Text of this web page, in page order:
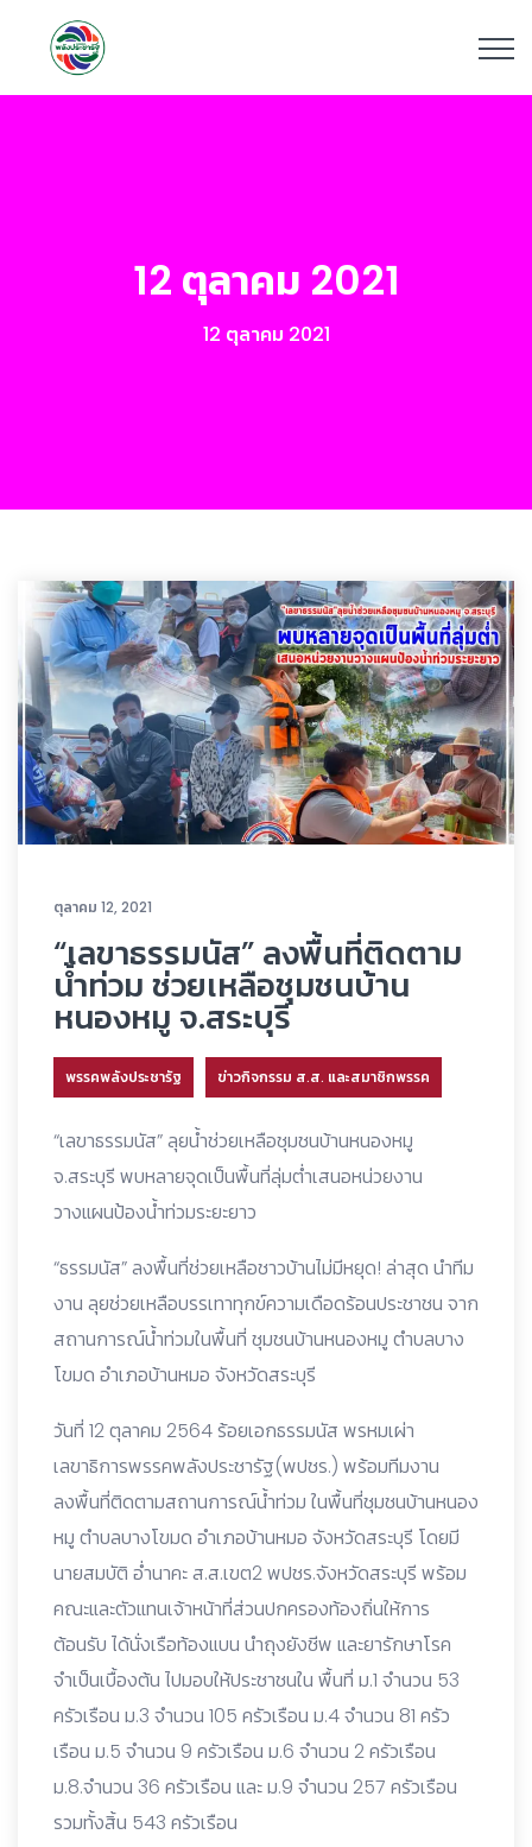
12 ตุลาคม 2021
12 ตุลาคม 2021
ตุลาคม 12, 2021
“เลขาธรรมนัส” ลงพื้นที่ติดตาม
น้ำท่วม ช่วยเหลือชุมชนบ้าน
หนองหมู จ.สระบุรี
พรรคพลังประชารัฐ ข่าวกิจกรรม ส.ส. และสมาชิกพรรค
“เลขาธรรมนัส” ลุยน้ำช่วยเหลือชุมชนบ้านหนองหมู
จ.สระบุรี พบหลายจุดเป็นพื้นที่ลุ่มต่ำเสนอหน่วยงาน
วางแผนป้องน้ำท่วมระยะยาว
“ธรรมนัส” ลงพื้นที่ช่วยเหลือชาวบ้านไม่มีหยุด! ล่าสุด นำทีม
งาน ลุยช่วยเหลือบรรเทาทุกข์ความเดือดร้อนประชาชน จาก
สถานการณ์น้ำท่วมในพื้นที่ ชุมชนบ้านหนองหมู ตำบลบาง
โขมด อำเภอบ้านหมอ จังหวัดสระบุรี
วันที่ 12 ตุลาคม 2564 ร้อยเอกธรรมนัส พรหมเผ่า
เลขาธิการพรรคพลังประชารัฐ(พปชร.) พร้อมทีมงาน
ลงพื้นที่ติดตามสถานการณ์น้ำท่วม ในพื้นที่ชุมชนบ้านหนอง
หมู ตำบลบางโขมด อำเภอบ้านหมอ จังหวัดสระบุรี โดยมี
นายสมบัติ อ่ำนาคะ ส.ส.เขต2 พปชร.จังหวัดสระบุรี พร้อม
คณะและตัวแทนเจ้าหน้าที่ส่วนปกครองท้องถิ่นให้การ
ต้อนรับ ได้นั่งเรือท้องแบน นำถุงยังชีพ และยารักษาโรค
จำเป็นเบื้องต้น ไปมอบให้ประชาชนใน พื้นที่ ม.1 จำนวน 53
ครัวเรือน ม.3 จำนวน 105 ครัวเรือน ม.4 จำนวน 81 ครัว
เรือน ม.5 จำนวน 9 ครัวเรือน ม.6 จำนวน 2 ครัวเรือน
ม.8.จำนวน 36 ครัวเรือน และ ม.9 จำนวน 257 ครัวเรือน
รวมทั้งสิ้น 543 ครัวเรือน